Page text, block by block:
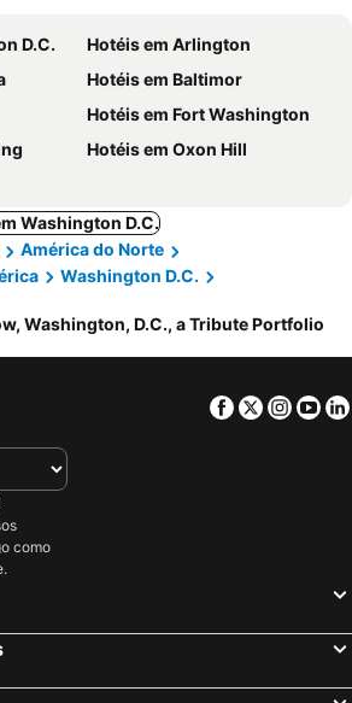
D.C.
Hotéis em Arlington
Hotéis em Baltimor
Hotéis em Fort Washington
Hotéis em Oxon Hill
Washington D.C.
América do Norte
Washington D.C.
Washington, D.C., a Tribute Portfolio
Facebook
Twitter
como